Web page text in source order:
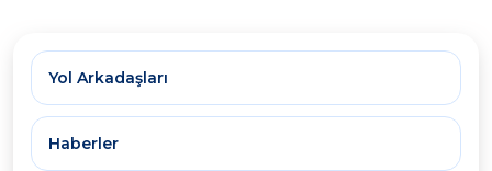
Yol Arkadaşları
Haberler